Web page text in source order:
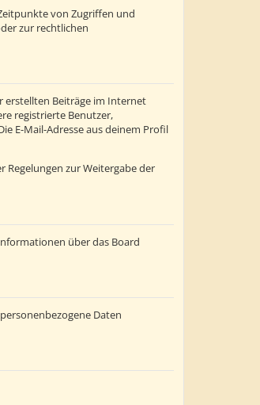
von Zugriffen und
zur rechtlichen
erstellten Beiträge im Internet
registrierte Benutzer,
E-Mail-Adresse aus deinem Profil
zur Weitergabe der
über das Board
Daten